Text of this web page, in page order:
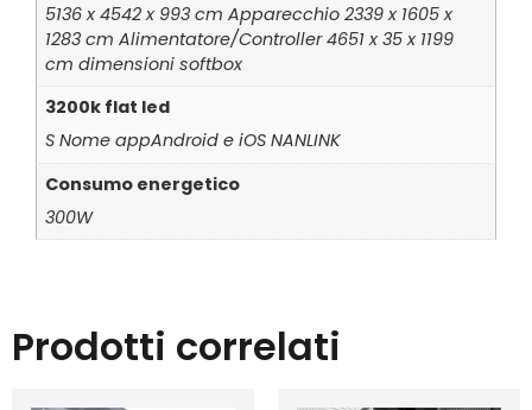
5136 x 4542 x 993 cm Apparecchio 2339 x 1605 x
1283 cm Alimentatore/Controller 4651 x 35 x 1199
cm dimensioni softbox
3200k flat led
S Nome appAndroid e iOS NANLINK
Consumo energetico
300W
Prodotti correlati